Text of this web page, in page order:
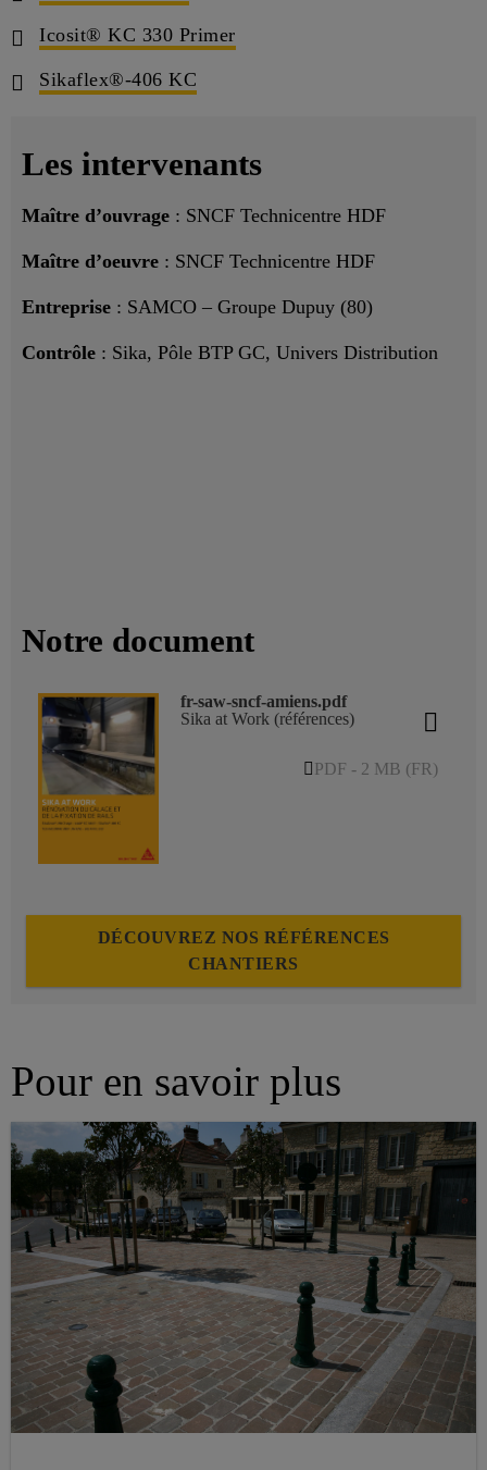
Icosit® KC 330 Primer
Sikaflex®-406 KC
Les intervenants
Maître d’ouvrage : SNCF Technicentre HDF
Maître d’oeuvre : SNCF Technicentre HDF
Entreprise : SAMCO – Groupe Dupuy (80)
Contrôle : Sika, Pôle BTP GC, Univers Distribution
Notre document
fr-saw-sncf-amiens.pdf
Sika at Work (références)
PDF - 2 MB (FR)
DÉCOUVREZ NOS RÉFÉRENCES
CHANTIERS
Pour en savoir plus